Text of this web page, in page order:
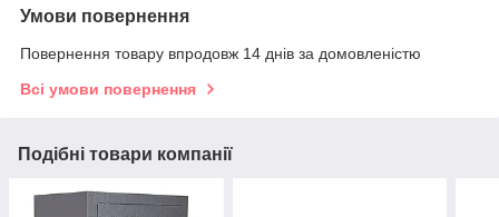
Умови повернення
Повернення товару впродовж 14 днів за домовленістю
Всі умови повернення
Подібні товари компанії